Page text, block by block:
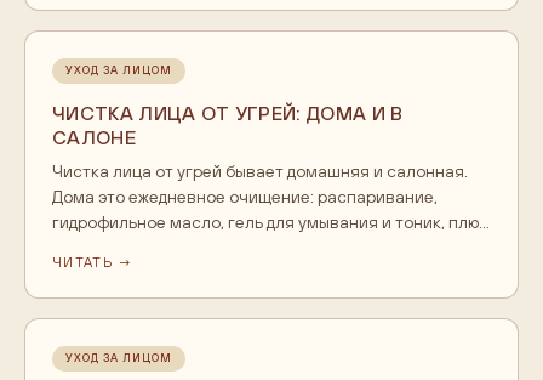
растворяет себум, мягкое отшелушивание снимает
ороговевшие клетки, тоник завершает очищение.
Давить пробки не стоит, при плотных комедонах их
убирает косметолог.
УХОД ЗА ЛИЦОМ
ЧИСТКА ЛИЦА ОТ УГРЕЙ: ДОМА И В
САЛОНЕ
Чистка лица от угрей бывает домашняя и салонная.
Дома это ежедневное очищение: распаривание,
гидрофильное масло, гель для умывания и тоник, плюс
чистку, механическую, ультразвуковую или
атравматичную, проводит косметолог, когда пробок
много и они плотные. Выдавливать угри самому не
стоит: так легко занести воспаление и оставить след.
ЧИТАТЬ →
УХОД ЗА ЛИЦОМ